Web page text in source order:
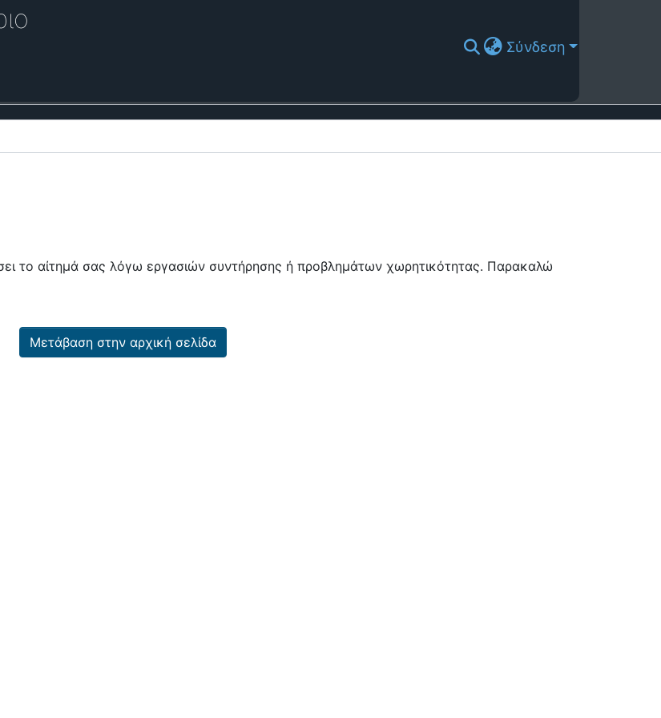
Σύνδεση
το αίτημά σας λόγω εργασιών συντήρησης ή προβλημάτων χωρητικότητας. Παρακαλώ
Μετάβαση στην αρχική σελίδα